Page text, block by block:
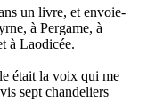
un livre, et envoie-
à Pergame, à
à Laodicée.
était la voix qui me
sept chandeliers